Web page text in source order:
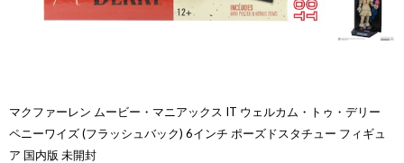
マクファーレン ムービー・マニアックス IT ウェルカム・トゥ・デリー
ペニーワイズ (フラッシュバック) 6インチ ポーズドスタチュー フィギュ
ア 国内版 未開封